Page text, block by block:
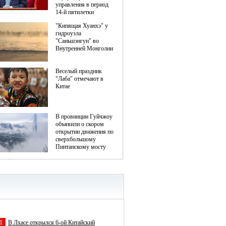
1 В Лхасе открылся 6-ой Китайский